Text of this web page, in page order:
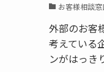
お客様相談
外部のお客
考えている
ンがはっき